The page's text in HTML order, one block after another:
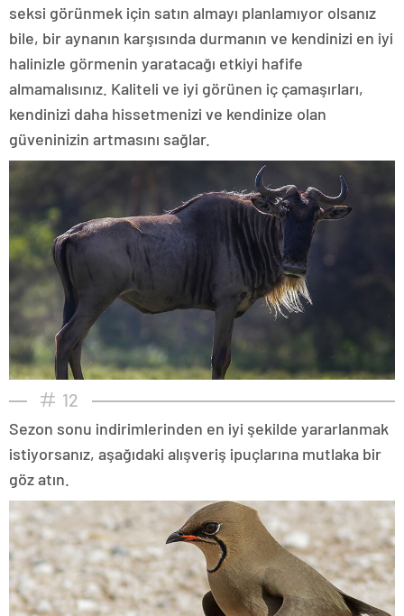
seksi görünmek için satın almayı planlamıyor olsanız
bile, bir aynanın karşısında durmanın ve kendinizi en iyi
halinizle görmenin yaratacağı etkiyi hafife
almamalısınız. Kaliteli ve iyi görünen iç çamaşırları,
kendinizi daha hissetmenizi ve kendinize olan
güveninizin artmasını sağlar.
12
Sezon sonu indirimlerinden en iyi şekilde yararlanmak
istiyorsanız, aşağıdaki alışveriş ipuçlarına mutlaka bir
göz atın.